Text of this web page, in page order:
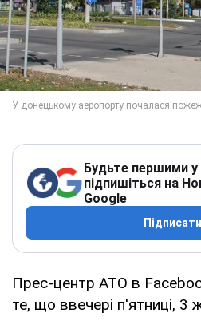
Будьте першими у
підпишіться на
Google
Прес-центр АТО в
те, що ввечері п'ятниці, 3